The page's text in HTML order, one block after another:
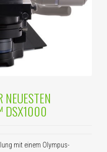
DSX1000
mit einem Olympus-